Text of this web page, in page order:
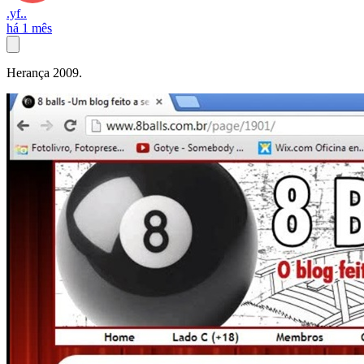
.yf..
há 1 mês
Herança 2009.